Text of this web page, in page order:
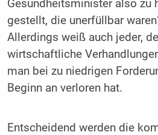
Gesundheitsminister also zu
gestellt, die unerfüllbar
Allerdings weiß auch jeder,
wirtschaftliche
man bei zu niedrigen
Beginn an verloren hat.
Entscheidend werden die